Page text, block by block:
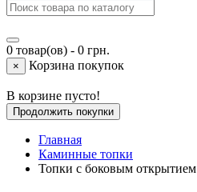
0 товар(ов) - 0 грн.
× Корзина покупок
В корзине пусто!
Продолжить покупки
Главная
Каминные топки
Топки с боковым открытием